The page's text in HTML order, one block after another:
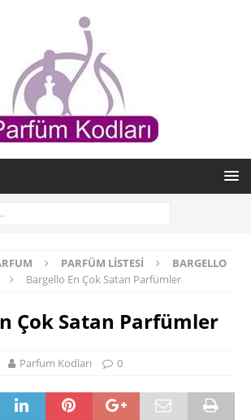
PARFÜM LISTESI
BARGELLO
Bargello En Çok Satan Parfümler
Çok Satan Parfümler
Parfum Kodları 0